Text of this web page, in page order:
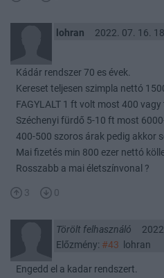
lohran 2022. 07. 16.
Kádár rendszer 70 es évek.
Kereset teljesen szimpla nettó
FAGYLALT 1 ft volt most 400 vagy
Széchenyi fürdő 5-10 ft most
400-500 szoros árak pedig akkor
Mai fizetés min 800 ezer nettó
Rosszabb a mai életszínvonal ?
3 0
Törölt felhasználó
Előzmény: #43 lohran
Engedd el a kadar rendszert.